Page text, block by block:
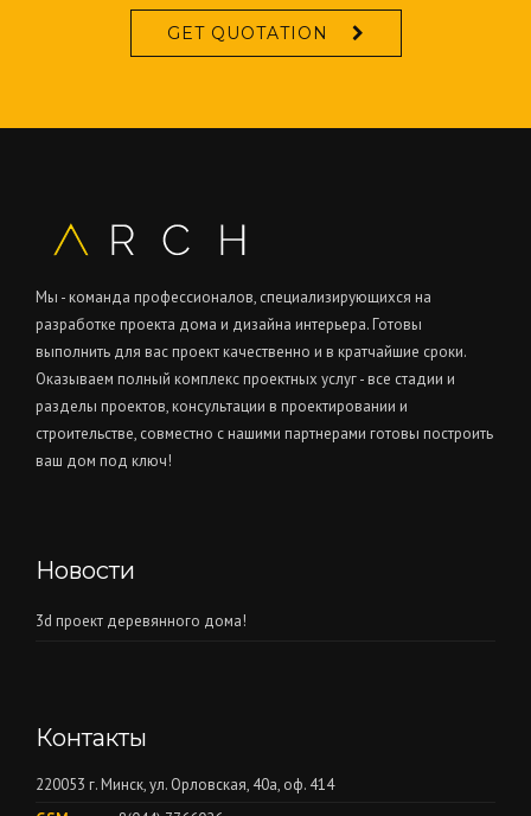
GET QUOTATION
Мы - команда профессионалов, специализирующихся на
разработке проекта дома и дизайна интерьера. Готовы
выполнить для вас проект качественно и в кратчайшие сроки.
Оказываем полный комплекс проектных услуг - все стадии и
разделы проектов, консультации в проектировании и
строительстве, совместно с нашими партнерами готовы построить
ваш дом под ключ!
Новости
3d проект деревянного дома!
Контакты
220053 г. Минск, ул. Орловская, 40а, оф. 414